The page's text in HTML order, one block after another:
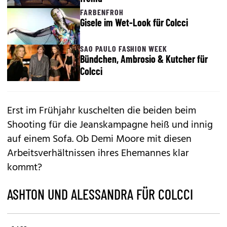
FARBENFROH
Gisele im Wet-Look für Colcci
SAO PAULO FASHION WEEK
Bündchen, Ambrosio & Kutcher für
Colcci
Erst im Frühjahr kuschelten die beiden beim
Shooting für die Jeanskampagne heiß und innig
auf einem Sofa. Ob Demi Moore mit diesen
Arbeitsverhältnissen ihres Ehemannes klar
kommt?
ASHTON UND ALESSANDRA FÜR COLCCI